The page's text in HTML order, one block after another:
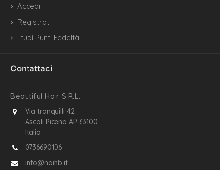
Accedi
Registrati
I tuoi Punti Fedeltà
Contattaci
Beautiful Hair S.R.L.
Via tranquilli 42
Ascoli Piceno AP 63100
Italia
0736690106
info@noihb.it